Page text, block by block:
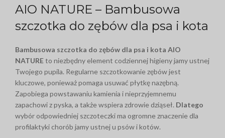
AIO NATURE – Bambusowa
szczotka do zębów dla psa i kota
Bambusowa szczotka do zębów dla psa i kota AIO
NATUREto niezbędny element codziennej higieny jamy ustnej
Twojego pupila. Regularne szczotkowanie zębów jest
kluczowe, ponieważ pomaga usuwać płytkę nazębną.
Zapobiega powstawaniu kamienia i nieprzyjemnemu
zapachowi z pyska, a także wspiera zdrowie dziąseł. Dlatego
wybór odpowiedniej szczoteczki ma ogromne znaczenie dla
profilaktyki chorób jamy ustnej u psów i kotów.